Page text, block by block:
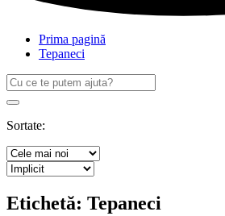
Prima pagină
Tepaneci
Caută
după:
Search
Sortate:
Etichetă: Tepaneci